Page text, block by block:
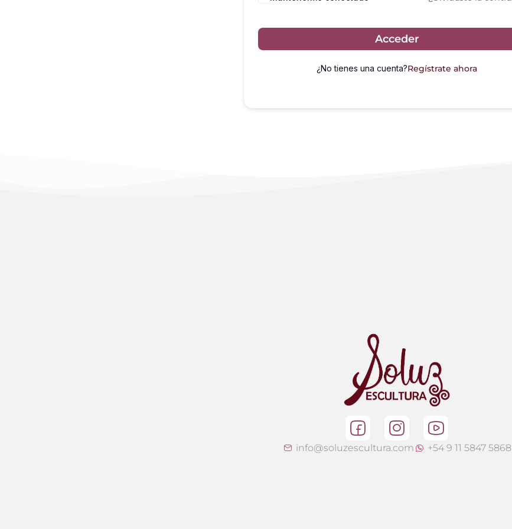
Acceder
¿No tienes una cuenta?Regístrate ahora
info@soluzescultura.com +54 9 11 5847 5868